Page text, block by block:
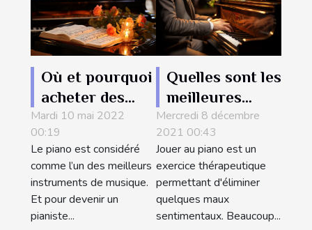
Où et pourquoi
acheter des
partitions de
piano ?
Mardi 10 mai 2022
00:19
Le piano est considéré
comme l’un des meilleurs
instruments de musique.
Et pour devenir un
pianiste...
Quelles sont les
meilleures
manières pour
apprendre à
jouer au piano
?
Mercredi 8 décembre
2021 00:43
Jouer au piano est un
exercice thérapeutique
permettant d'éliminer
quelques maux
sentimentaux. Beaucoup...